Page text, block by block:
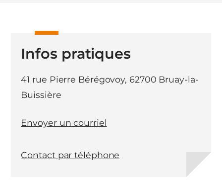
Infos pratiques
41 rue Pierre Bérégovoy, 62700 Bruay-la-
Buissière
Envoyer un courriel
Contact par téléphone